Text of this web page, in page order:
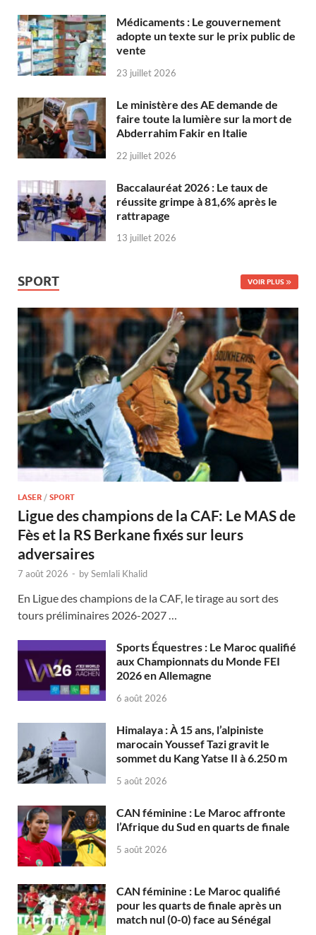
Médicaments : Le gouvernement
adopte un texte sur le prix public de
vente
23 juillet 2026
Le ministère des AE demande de
faire toute la lumière sur la mort de
Abderrahim Fakir en Italie
22 juillet 2026
Baccalauréat 2026 : Le taux de
réussite grimpe à 81,6% après le
rattrapage
13 juillet 2026
SPORT VOIR PLUS
LASER / SPORT
Ligue des champions de la CAF: Le MAS de
Fès et la RS Berkane fixés sur leurs
adversaires
7 août 2026 - bySemlali Khalid
En Ligue des champions de la CAF, le tirage au sort des
tours préliminaires 2026-2027 …
Sports Équestres : Le Maroc qualifié
aux Championnats du Monde FEI
2026 en Allemagne
6 août 2026
Himalaya : À 15 ans, l’alpiniste
marocain Youssef Tazi gravit le
sommet du Kang Yatse II à 6.250 m
5 août 2026
CAN féminine : Le Maroc affronte
l’Afrique du Sud en quarts de finale
5 août 2026
CAN féminine : Le Maroc qualifié
pour les quarts de finale après un
match nul (0-0) face au Sénégal